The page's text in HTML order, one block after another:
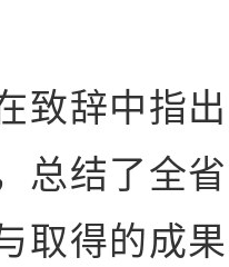
辞中指出
总结了全
取得的成